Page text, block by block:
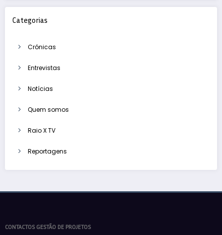
Categorias
Crónicas
Entrevistas
Notícias
Quem somos
Raio X TV
Reportagens
CONTACTOS GESTÃO DE PROJETOS